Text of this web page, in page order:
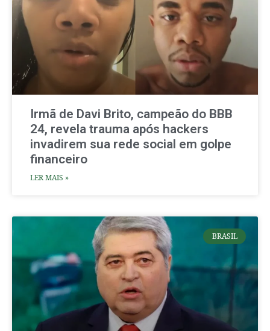
Irmã de Davi Brito, campeão do BBB
24, revela trauma após hackers
invadirem sua rede social em golpe
financeiro
LER MAIS »
BRASIL